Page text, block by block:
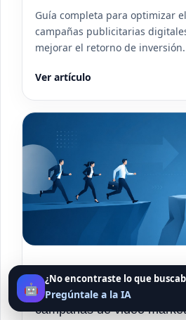
🤖
¿No encontraste lo que
Pregúntale a la IA
Guía completa para optimizar
campañas publicitarias
mejorar el retorno de inversión.
Ver artículo
Caso de uso:
campañas de video